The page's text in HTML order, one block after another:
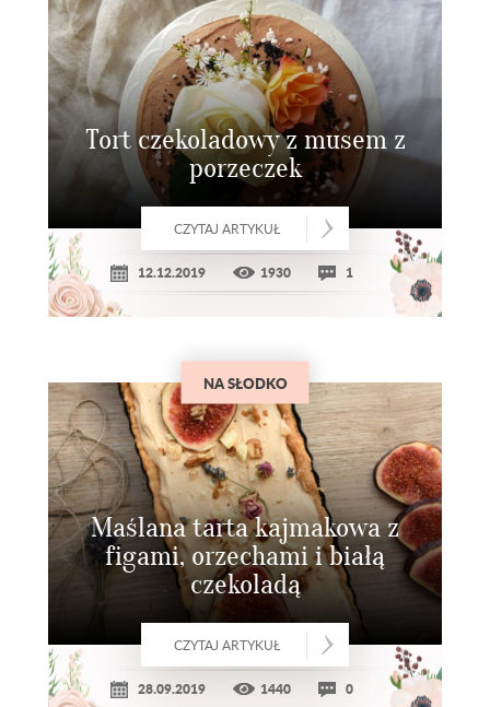
Tort czekoladowy z musem z
porzeczek
CZYTAJ ARTYKUŁ
12.12.2019 1930 1
NA SŁODKO
Maślana tarta kajmakowa z
figami, orzechami i białą
czekoladą
CZYTAJ ARTYKUŁ
28.09.2019 1440 0